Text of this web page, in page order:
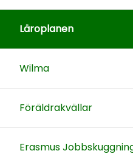
Läroplanen
Wilma
Föräldrakvällar
Erasmus